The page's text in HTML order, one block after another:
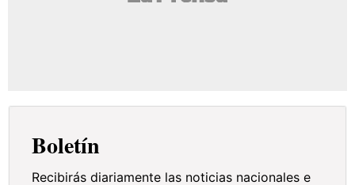
Boletín
Recibirás diariamente las noticias nacionales e